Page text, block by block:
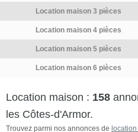
Location maison 3 pièces
Location maison 4 pièces
Location maison 5 pièces
Location maison 6 pièces
Location maison : 158
les Côtes-d'Armor.
Trouvez parmi nos annonces de